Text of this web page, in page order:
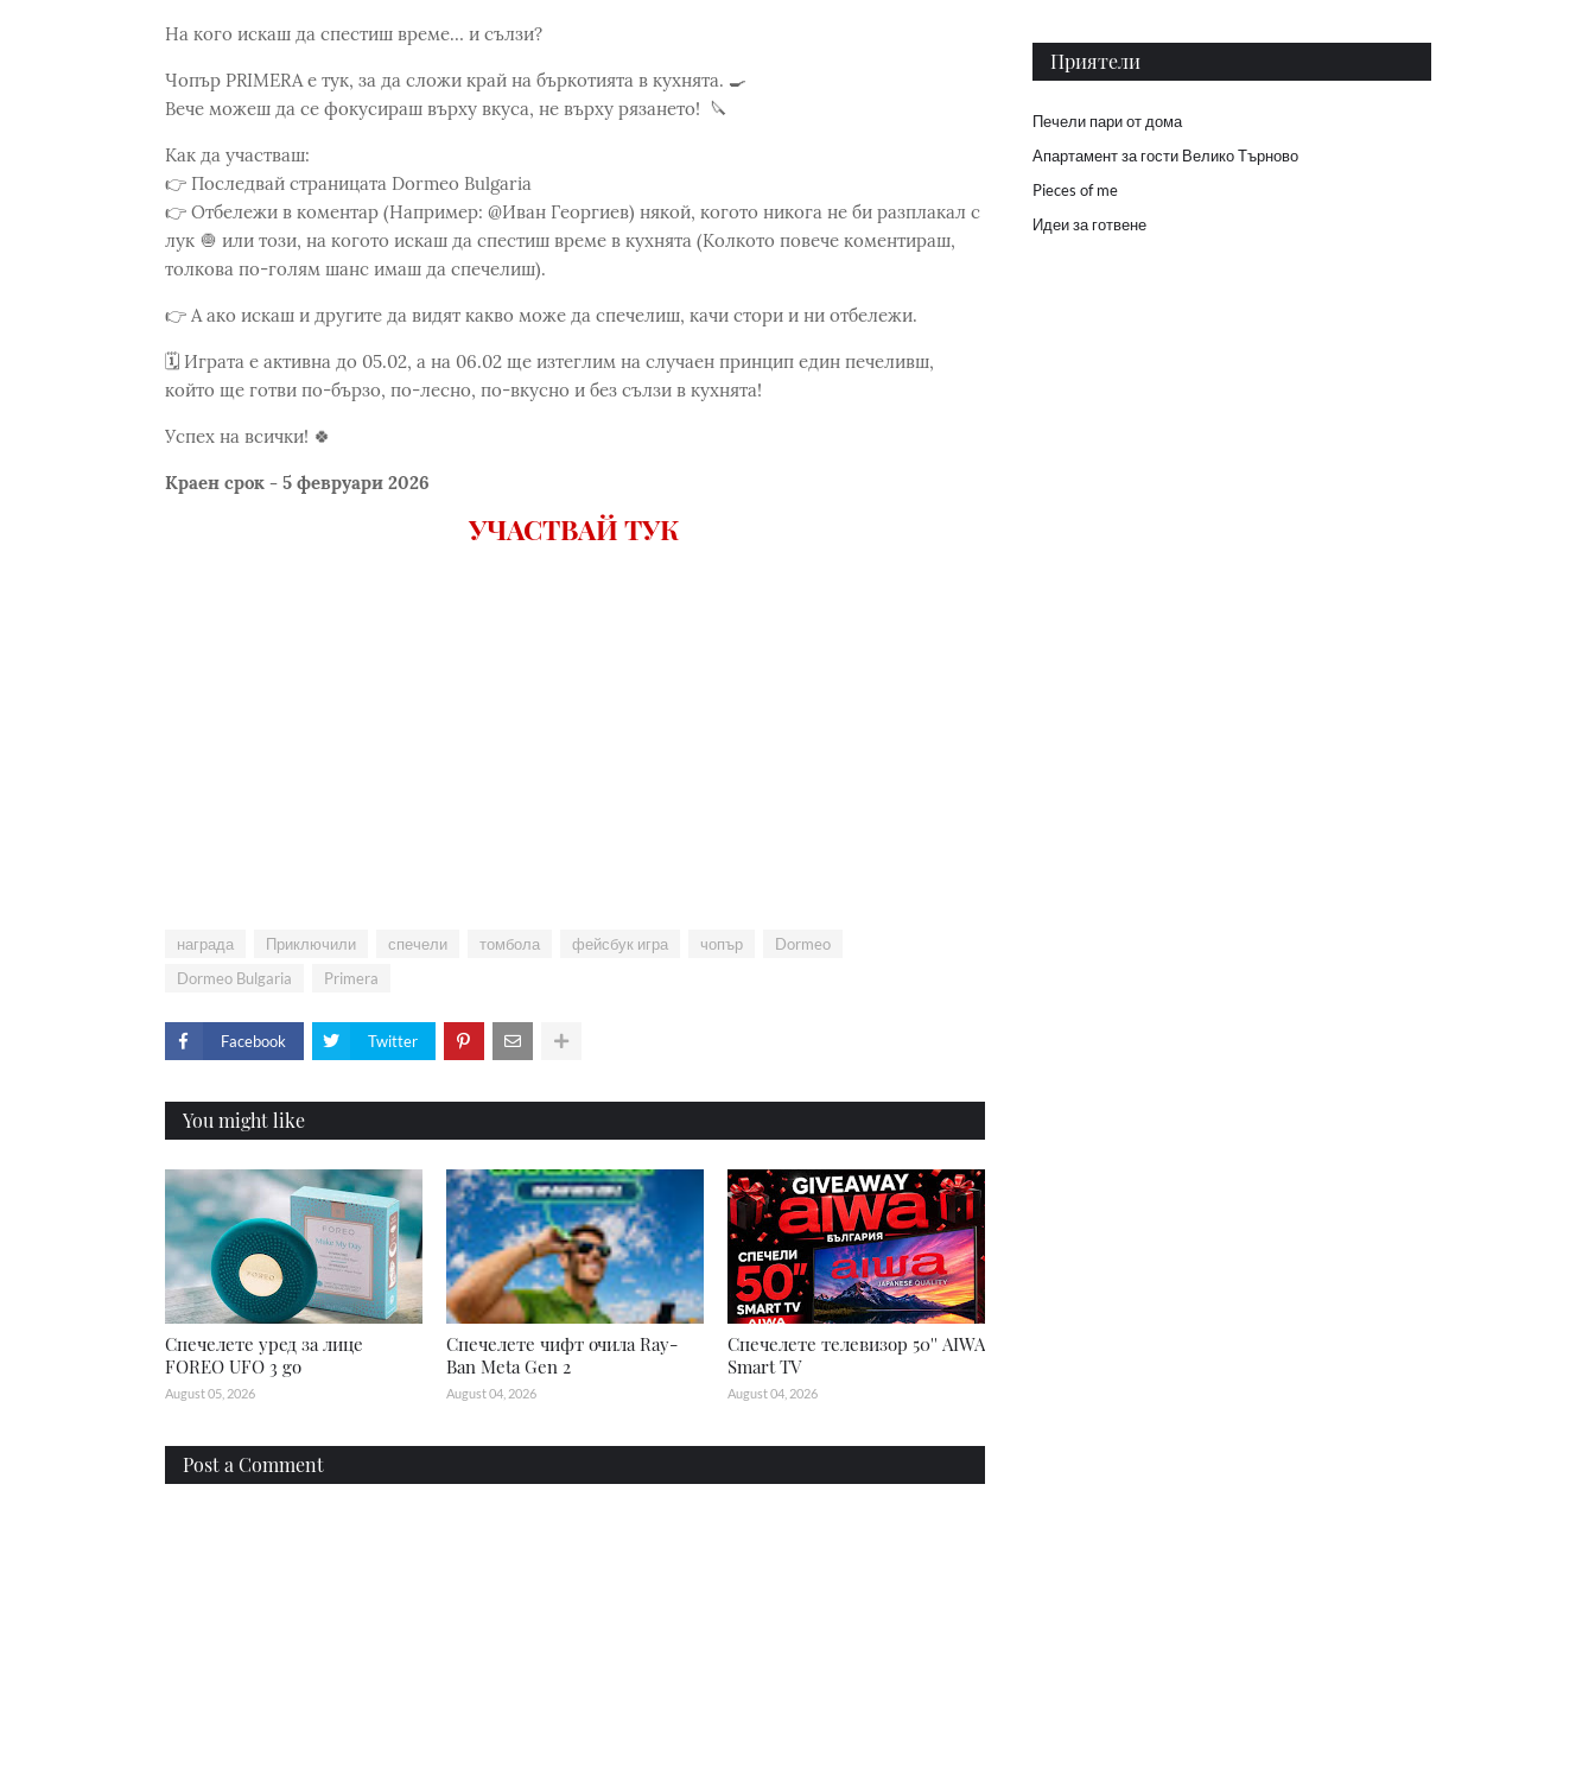
На кого искаш да спестиш време… и сълзи?
Чопър PRIMERA е тук, за да сложи край на бъркотията в кухнята. 🍳
Вече можеш да се фокусираш върху вкуса, не върху рязането! 🔪
Как да участваш:
👉 Последвай страницата Dormeo Bulgaria
👉 Отбележи в коментар (Например: @Иван Георгиев) някой, когото никога не би разплакал с
лук 🧅 или този, на когото искаш да спестиш време в кухнята (Колкото повече коментираш,
толкова по-голям шанс имаш да спечелиш).
👉 А ако искаш и другите да видят какво може да спечелиш, качи стори и ни отбележи.
🗓️ Играта е активна до 05.02, а на 06.02 ще изтеглим на случаен принцип един печеливш,
който ще готви по-бързо, по-лесно, по-вкусно и без сълзи в кухнята!
Успех на всички! 🍀
Краен срок - 5 февруари 2026
УЧАСТВАЙ ТУК
награда Приключили спечели томбола фейсбук игра чопър
Dormeo
Dormeo Bulgaria
Primera
Facebook Twitter
You might like
Спечелете уред за лице
FOREO UFO 3 go
August 05, 2026
Спечелете чифт очила Ray-
Ban Meta Gen 2
August 04, 2026
Спечелете телевизор 50'' AIWA
Smart TV
August 04, 2026
Post a Comment
Приятели
Печели пари от дома
Апартамент за гости Велико Търново
Pieces of me
Идеи за готвене